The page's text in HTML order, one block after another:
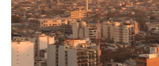
n
c
i
p
a